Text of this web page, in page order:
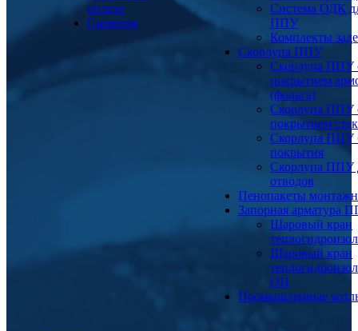
оплата
Гарантия
Система ОДК
ППУ
Комплекты
Скорлупа ППУ
Скорлупа ППУ
покрытием
(фольга)
Скорлупа ППУ
покрытием
Скорлупа ППУ
покрытия
Скорлупа ППУ
отводов
Пенопакеты
Запорная арматура
Шаровый кран
Шаровый кран
ОЦ
Промышленные